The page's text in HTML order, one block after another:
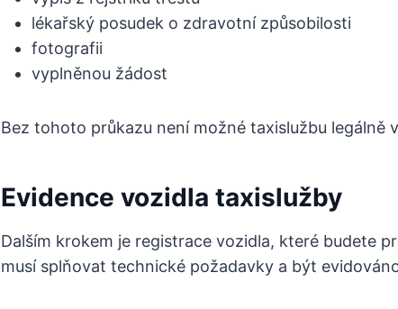
lékařský posudek o zdravotní způsobilosti
fotografii
vyplněnou žádost
Bez tohoto průkazu není možné taxislužbu legálně
Evidence vozidla taxislužby
Dalším krokem je registrace vozidla, které budete
musí splňovat technické požadavky a být